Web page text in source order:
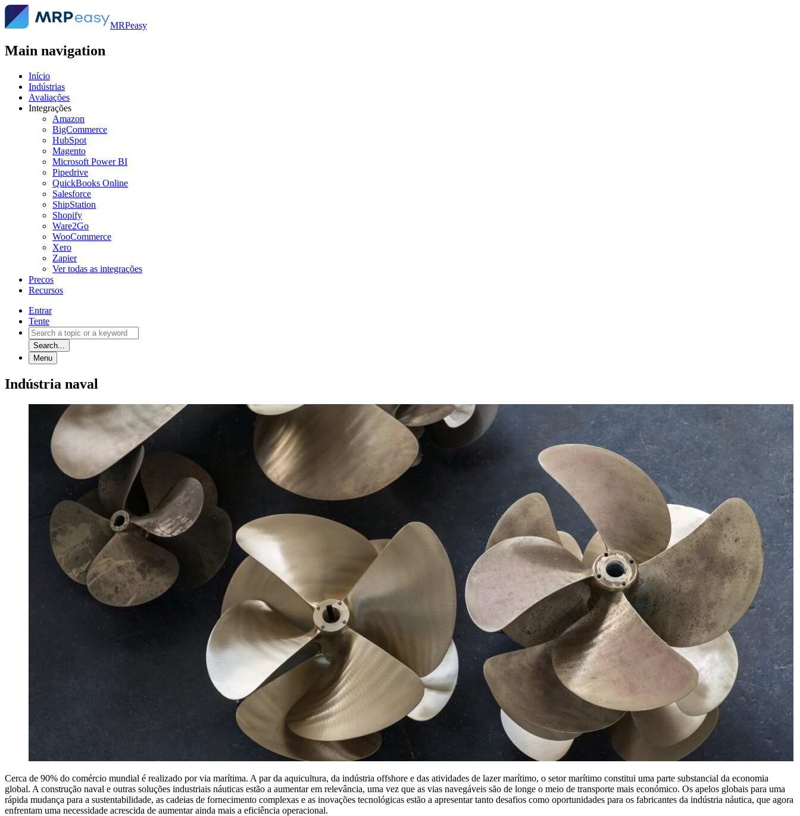
MRPeasy
Main navigation
Início
Indústrias
Avaliações
Integrações
Amazon
BigCommerce
HubSpot
Magento
Microsoft Power BI
Pipedrive
QuickBooks Online
Salesforce
ShipStation
Shopify
Ware2Go
WooCommerce
Xero
Zapier
Ver todas as integrações
Precos
Recursos
Entrar
Tente
Search...
Menu
Indústria naval
Cerca de 90% do comércio mundial é realizado por via marítima. A par da aquicultura, da indústria offshore e das atividades de lazer marítimo, o setor marítimo constitui uma parte substancial da economia
global. A construção naval e outras soluções industriais náuticas estão a aumentar em relevância, uma vez que as vias navegáveis são de longe o meio de transporte mais económico. Os apelos globais para uma
rápida mudança para a sustentabilidade, as cadeias de fornecimento complexas e as inovações tecnológicas estão a apresentar tanto desafios como oportunidades para os fabricantes da indústria náutica, que agora
enfrentam uma necessidade acrescida de aumentar ainda mais a eficiência operacional.